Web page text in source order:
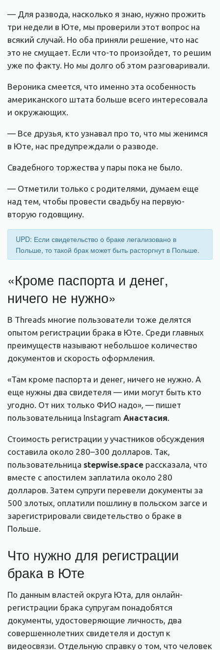
— Для развода, насколько я знаю, нужно прожить
три недели в Юте, мы проверили этот вопрос на
всякий случай. Но оба приняли решение, что нас
это не смущает. Если что-то произойдет, то решим
уже по факту. Но мы долго об этом разговаривали.
Вероника смеется, что именно эта особенность
американского штата больше всего интересовала
и окружающих.
— Все друзья, кто узнавал про то, что мы женимся
в Юте, нас предупреждали о разводе.
Свадебного торжества у пары пока не было.
— Отметили только с родителями, думаем еще
над тем, чтобы провести свадьбу на первую-
вторую годовщину.
UPD: Если свидетельство о браке легализовано в
Польше, то такой брак может быть расторгнут в Польше.
«Кроме паспорта и денег,
ничего не нужно»
В Threads многие пользователи тоже делятся
опытом регистрации брака в Юте. Среди главных
преимуществ называют небольшое количество
документов и скорость оформления.
«Там кроме паспорта и денег, ничего не нужно. А
еще нужны два свидетеля — ими могут быть кто
угодно. От них только ФИО надо», — пишет
пользовательница Instagram Анастасия
Стоимость регистрации у участников обсуждения
составила около 280–300 долларов. Так,
пользовательница stepwise.space рассказала, что
вместе с апостилем заплатила около 280
долларов. Затем супруги перевели документы за
500 злотых, оплатили пошлину в польском загсе и
зарегистрировали свидетельство о браке в
Польше.
Что нужно для регистрации
брака в Юте
По данным властей округа Юта, для онлайн-
регистрации брака супругам понадобятся
документы, удостоверяющие личность, два
совершеннолетних свидетеля и доступ к
видеосвязи. Отдельную справку о том, что человек